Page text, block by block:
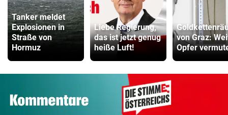
Tanker meldet
Explosionen in
Straße von
Hormuz
Liebe Regierung,
das ist jetzt genug
heiße Luft!
von Graz:
Opfer